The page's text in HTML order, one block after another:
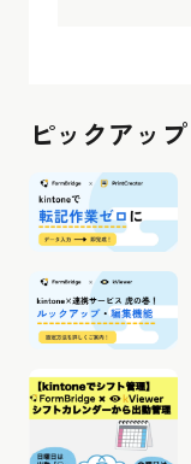
ピックアップ